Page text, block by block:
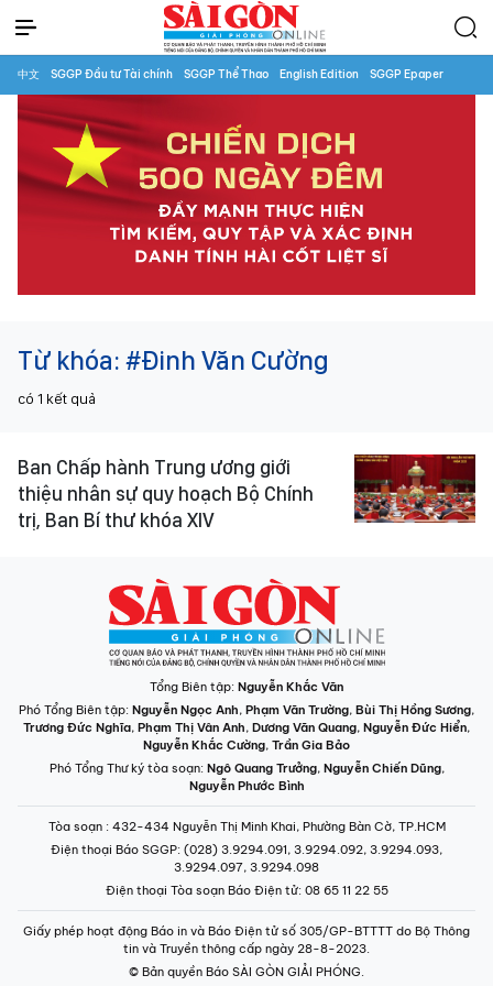
中文 SGGP Đầu tư Tài chính SGGP Thể Thao English Edition SGGP Epaper
Từ khóa: #Đinh Văn Cường
có 1 kết quả
Ban Chấp hành Trung ương giới
thiệu nhân sự quy hoạch Bộ Chính
trị, Ban Bí thư khóa XIV
Tổng Biên tập: Nguyễn Khắc Văn
Phó Tổng Biên tập: Nguyễn Ngọc Anh, Phạm Văn Trường, Bùi Thị Hồng Sương,
Trương Đức Nghĩa, Phạm Thị Vân Anh, Dương Văn Quang, Nguyễn Đức Hiển,
Nguyễn Khắc Cường, Trần Gia Bảo
Phó Tổng Thư ký tòa soạn: Ngô Quang Trưởng, Nguyễn Chiến Dũng,
Nguyễn Phước Bình
Tòa soạn : 432-434 Nguyễn Thị Minh Khai, Phường Bàn Cờ, TP.HCM
Điện thoại Báo SGGP: (028) 3.9294.091, 3.9294.092, 3.9294.093,
3.9294.097, 3.9294.098
Điện thoại Tòa soạn Báo Điện tử: 08 65 11 22 55
Giấy phép hoạt động Báo in và Báo Điện tử số 305/GP-BTTTT do Bộ Thông
tin và Truyền thông cấp ngày 28-8-2023.
© Bản quyền Báo SÀI GÒN GIẢI PHÓNG.